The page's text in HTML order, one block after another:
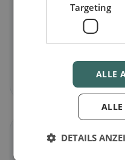
Vegetarischin
Jetzt entdecken →
🌾
Targeting
ALLE
DETAILS